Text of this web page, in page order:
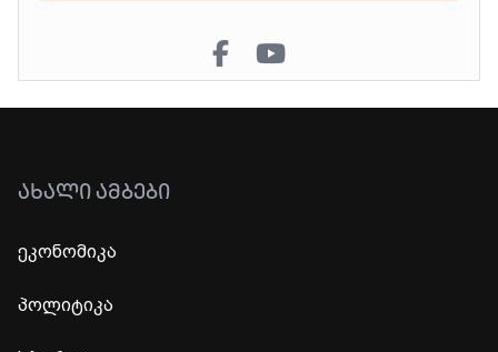
ᲐᲮᲐᲚᲘ ᲐᲛᲑᲔᲑᲘ
ეკონომიკა
პოლიტიკა